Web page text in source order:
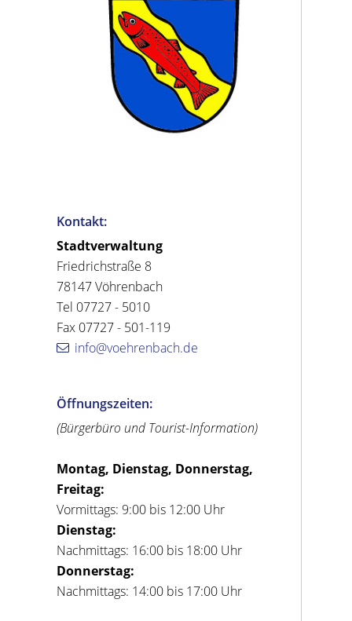
Kontakt:
Stadtverwaltung
Friedrichstraße 8
78147 Vöhrenbach
Tel 07727 - 5010
Fax 07727 - 501-119
info@voehrenbach.de
Öffnungszeiten:
(Bürgerbüro und Tourist-Information)
Montag, Dienstag, Donnerstag,
Freitag:
Vormittags: 9:00 bis 12:00 Uhr
Dienstag:
Nachmittags: 16:00 bis 18:00 Uhr
Donnerstag:
Nachmittags: 14:00 bis 17:00 Uhr